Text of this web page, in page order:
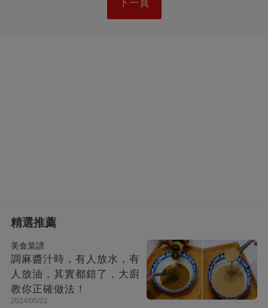
下一頁
精選推薦
美食菜譜
調麻醬汁時，有人放水，有
人放油，其實都錯了，大廚
教你正確做法！
2024/05/22